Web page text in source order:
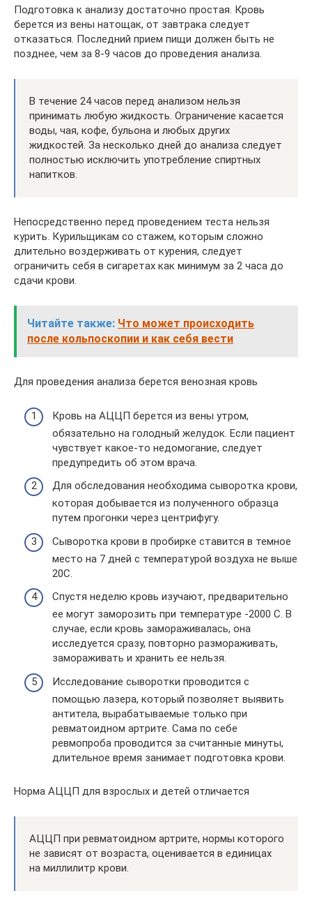
Подготовка к анализу достаточно простая. Кровь
берется из вены натощак, от завтрака следует
отказаться. Последний прием пищи должен быть не
позднее, чем за 8-9 часов до проведения анализа.
В течение 24 часов перед анализом нельзя
принимать любую жидкость. Ограничение касается
воды, чая, кофе, бульона и любых других
жидкостей. За несколько дней до анализа следует
полностью исключить употребление спиртных
напитков.
Непосредственно перед проведением теста нельзя
курить. Курильщикам со стажем, которым сложно
длительно воздерживать от курения, следует
ограничить себя в сигаретах как минимум за 2 часа до
сдачи крови.
Читайте также: Что может происходить
после кольпоскопии и как себя вести
Для проведения анализа берется венозная кровь
Кровь на АЦЦП берется из вены утром,
обязательно на голодный желудок. Если пациент
чувствует какое-то недомогание, следует
предупредить об этом врача.
Для обследования необходима сыворотка крови,
которая добывается из полученного образца
путем прогонки через центрифугу.
Сыворотка крови в пробирке ставится в темное
место на 7 дней с температурой воздуха не выше
20С.
Спустя неделю кровь изучают, предварительно
ее могут заморозить при температуре -2000 С. В
случае, если кровь замораживалась, она
исследуется сразу, повторно размораживать,
замораживать и хранить ее нельзя.
Исследование сыворотки проводится с
помощью лазера, который позволяет выявить
антитела, вырабатываемые только при
ревматоидном артрите. Сама по себе
ревмопроба проводится за считанные минуты,
длительное время занимает подготовка крови.
Норма АЦЦП для взрослых и детей отличается
АЦЦП при ревматоидном артрите, нормы которого
не зависят от возраста, оценивается в единицах
на миллилитр крови.